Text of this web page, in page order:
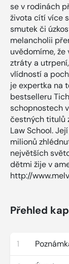
se v rodinách
života cítí více
smutek či
melancholii
uvědomíme,
ztráty a
vlídností a
je expertka na
bestselleru
schopnostech
čestných titulů
Law School.
milionů
největších
dětmi žije v
http://
Přehled
1